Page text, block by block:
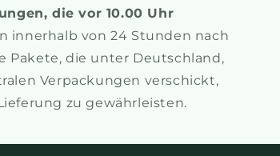
die vor 10.00 Uhr
innerhalb von 24 Stunden nach
Pakete, die unter Deutschland,
Verpackungen verschickt,
zu gewährleisten.